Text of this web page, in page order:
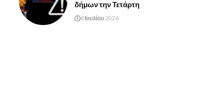
δήμων την Τετάρτη
8 Ιουλίου 2026